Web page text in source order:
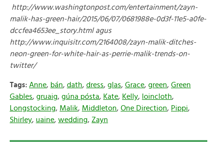
http://www.washingtonpost.com/entertainment/zayn-
malik-has-green-hair/2015/06/07/0681988e-0d3f-11e5-a0fe-
dccfea4653ee_story.html agus
http://www.inquisitr.com/2164008/zayn-malik-ditches-
neon-green-for-white-hair-as-perrie-malik-trends-on-
twitter/
Tags: Anne, bán, dath, dress, glas, Grace, green, Green
Gables, gruaig, gúna pósta, Kate, Kelly, loincloth,
Longstocking, Malik, Middleton, One Direction, Pippi,
Shirley, uaine, wedding, Zayn